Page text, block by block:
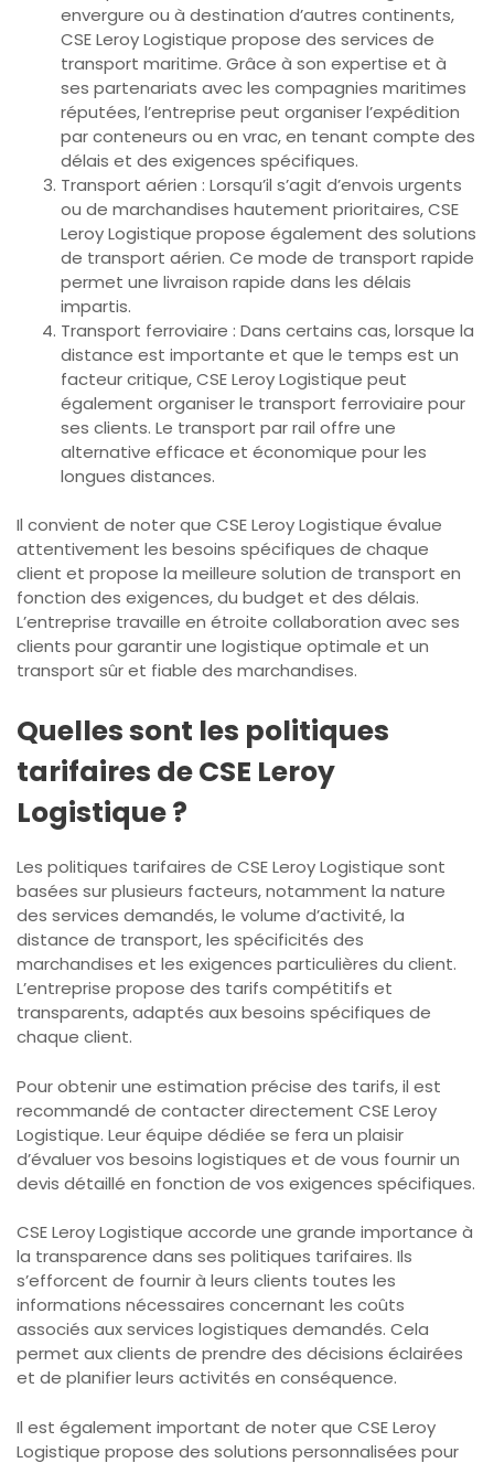
envergure ou à destination d’autres continents,
CSE Leroy Logistique propose des services de
transport maritime. Grâce à son expertise et à
ses partenariats avec les compagnies maritimes
réputées, l’entreprise peut organiser l’expédition
par conteneurs ou en vrac, en tenant compte des
délais et des exigences spécifiques.
Transport aérien : Lorsqu’il s’agit d’envois urgents
ou de marchandises hautement prioritaires, CSE
Leroy Logistique propose également des solutions
de transport aérien. Ce mode de transport rapide
permet une livraison rapide dans les délais
impartis.
Transport ferroviaire : Dans certains cas, lorsque la
distance est importante et que le temps est un
facteur critique, CSE Leroy Logistique peut
également organiser le transport ferroviaire pour
ses clients. Le transport par rail offre une
alternative efficace et économique pour les
longues distances.
Il convient de noter que CSE Leroy Logistique évalue
attentivement les besoins spécifiques de chaque
client et propose la meilleure solution de transport en
fonction des exigences, du budget et des délais.
L’entreprise travaille en étroite collaboration avec ses
clients pour garantir une logistique optimale et un
transport sûr et fiable des marchandises.
Quelles sont les politiques
tarifaires de CSE Leroy
Logistique ?
Les politiques tarifaires de CSE Leroy Logistique sont
basées sur plusieurs facteurs, notamment la nature
des services demandés, le volume d’activité, la
distance de transport, les spécificités des
marchandises et les exigences particulières du client.
L’entreprise propose des tarifs compétitifs et
transparents, adaptés aux besoins spécifiques de
chaque client.
Pour obtenir une estimation précise des tarifs, il est
recommandé de contacter directement CSE Leroy
Logistique. Leur équipe dédiée se fera un plaisir
d’évaluer vos besoins logistiques et de vous fournir un
devis détaillé en fonction de vos exigences spécifiques.
CSE Leroy Logistique accorde une grande importance à
la transparence dans ses politiques tarifaires. Ils
s’efforcent de fournir à leurs clients toutes les
informations nécessaires concernant les coûts
associés aux services logistiques demandés. Cela
permet aux clients de prendre des décisions éclairées
et de planifier leurs activités en conséquence.
Il est également important de noter que CSE Leroy
Logistique propose des solutions personnalisées pour